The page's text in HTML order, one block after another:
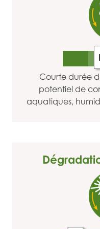
Courte durée
potentiel de
aquatiques,